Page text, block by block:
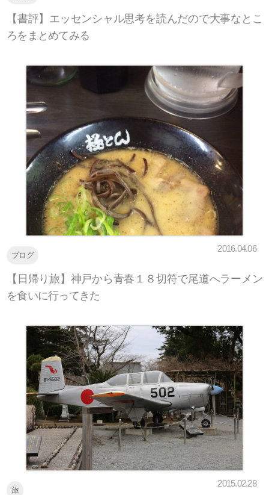
【書評】エッセンシャル思考を読んだので大事なとこ
ろをまとめてみる
ブログ
2016.04.06
【日帰り旅】神戸から青春１８切符で尾道へラーメン
を食いに行ってきた
旅
2015.02.28